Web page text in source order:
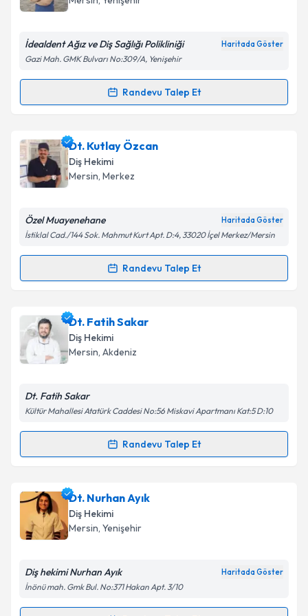
Kişisel verilerimin işlenmesine ilişkin
Metni'ni okudum ve kişisel verilerimin belirtilen
Takvim Talebini Gönder
İdealdent Ağız ve Diş Sağlığı Polikliniği Haritada Göster
Gazi Mah. GMK Bulvarı No:309/A, Yenişehir
Randevu Talep Et
Randevu Takvimi Talebi
Dt. Ruhengiz Efendiyeva
oluşturun. Size bu uzmandan randevu almanız için bir
takvim hazırlandığında e-posta ile bilgilendireceğiz.
Kişisel verilerimin işlenmesine ilişkin
Metni'ni okudum ve kişisel verilerimin belirtilen
Takvim Talebini Gönder
Dt. Kutlay Özcan
Diş Hekimi
Mersin, Merkez
Özel Muayenehane Haritada Göster
İstiklal Cad./144 Sok. Mahmut Kurt Apt. D:4, 33020 İçel Merkez/Mersin
Randevu Talep Et
Randevu Takvimi Talebi
Dt. Kutlay Özcaniçin randevu takvimi talebi
oluşturun. Size bu uzmandan randevu almanız için bir
takvim hazırlandığında e-posta ile bilgilendireceğiz.
Kişisel verilerimin işlenmesine ilişkin
Metni'ni okudum ve kişisel verilerimin belirtilen
Takvim Talebini Gönder
Dt. Fatih Sakar
Diş Hekimi
Mersin, Akdeniz
Dt. Fatih Sakar
Kültür Mahallesi Atatürk Caddesi No:56 Miskavi Apartmanı Kat:5 D:10
Randevu Talep Et
Randevu Takvimi Talebi
Dt. Fatih Sakariçin randevu takvimi talebi oluşturun.
Size bu uzmandan randevu almanız için bir takvim
hazırlandığında e-posta ile bilgilendireceğiz.
Dt. Nurhan Ayık
Diş Hekimi
Mersin, Yenişehir
Diş hekimi Nurhan Ayık Haritada Göster
İnönü mah. Gmk Bul. No:371 Hakan Apt. 3/10